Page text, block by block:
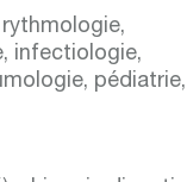
infectiologie,
pédiatrie,